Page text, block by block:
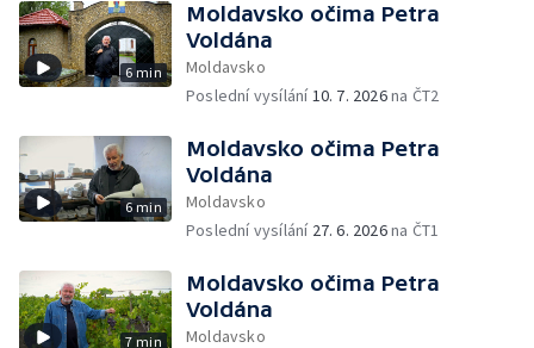
6 min
Moldavsko očima Petra
Voldána
Moldavsko
Poslední vysílání10. 7. 2026na ČT2
6 min
Moldavsko očima Petra
Voldána
Moldavsko
Poslední vysílání 27. 6. 2026na ČT1
7 min
Moldavsko očima Petra
Voldána
Moldavsko